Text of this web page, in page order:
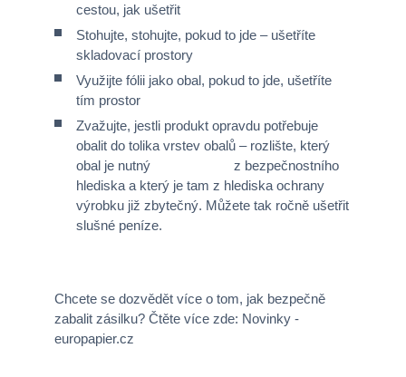
cestou, jak ušetřit
Stohujte, stohujte, pokud to jde – ušetříte
skladovací prostory
Využijte fólii jako obal, pokud to jde, ušetříte
tím prostor
Zvažujte, jestli produkt opravdu potřebuje
obalit do tolika vrstev obalů – rozlište, který
obal je nutný z bezpečnostního
hlediska a který je tam z hlediska ochrany
výrobku již zbytečný. Můžete tak ročně ušetřit
slušné peníze.
Chcete se dozvědět více o tom, jak bezpečně
zabalit zásilku? Čtěte více zde: Novinky -
europapier.cz